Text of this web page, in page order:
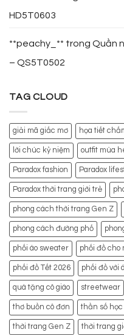
HD5T0603
**peachy_** trong Quần
– QS5T0502
TAG CLOUD
giải mã giấc mơ họa tiết
lời chúc kỷ niệm outfit mùa
Paradox fashion Paradox
Paradox thời trang giới trẻ
phong cách thời trang Gen Z
phong cách đường phố
phối áo sweater phối đồ cho
phối đồ Tết 2026 phối đồ với
quà tặng cô giáo streetwear
thơ buồn cô đơn thần số học
thời trang Gen Z thời trang